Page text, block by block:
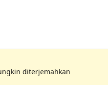
diterjemahkan